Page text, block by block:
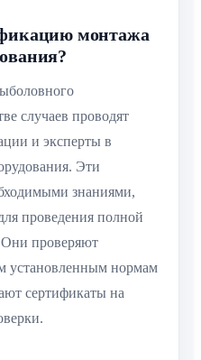
монтажа
случаев проводят
и эксперты в
Эти
знаниями,
проведения полной
Они проверяют
установленным нормам
сертификаты на